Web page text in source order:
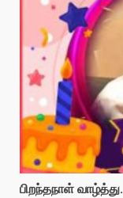
பிறந்தநாள்